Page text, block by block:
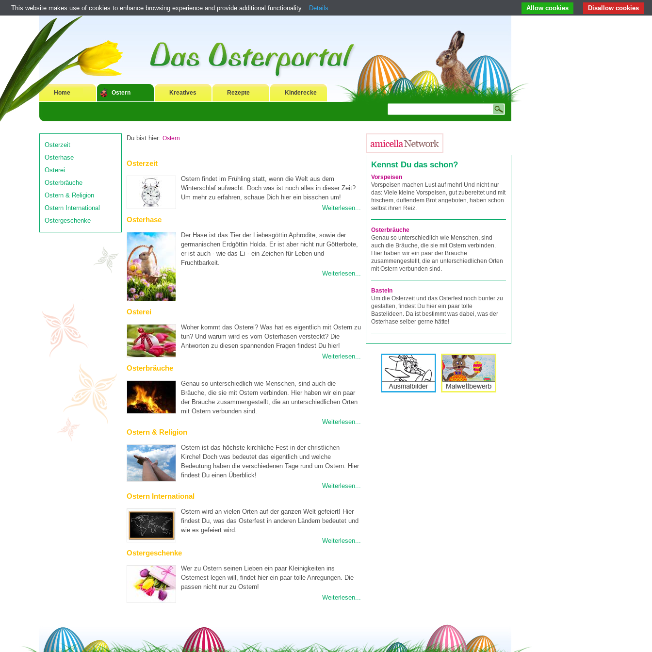
Home Ostern Kreatives Rezepte Kinderecke
Osterzeit
Osterhase
Osterei
Osterbräuche
Ostern & Religion
Ostern International
Ostergeschenke
Du bist hier: Ostern
Osterzeit
Ostern findet im Frühling statt, wenn die Welt aus dem
Winterschlaf aufwacht. Doch was ist noch alles in dieser Zeit?
Um mehr zu erfahren, schaue Dich hier ein bisschen um!
Weiterlesen...
Osterhase
Der Hase ist das Tier der Liebesgöttin Aphrodite, sowie der
germanischen Erdgöttin Holda. Er ist aber nicht nur Götterbote,
er ist auch - wie das Ei - ein Zeichen für Leben und
Fruchtbarkeit.
Weiterlesen...
Osterei
Woher kommt das Osterei? Was hat es eigentlich mit Ostern zu
tun? Und warum wird es vom Osterhasen versteckt? Die
Antworten zu diesen spannenden Fragen findest Du hier!
Weiterlesen...
Osterbräuche
Genau so unterschiedlich wie Menschen, sind auch die
Bräuche, die sie mit Ostern verbinden. Hier haben wir ein paar
der Bräuche zusammengestellt, die an unterschiedlichen Orten
mit Ostern verbunden sind.
Weiterlesen...
Ostern & Religion
Ostern ist das höchste kirchliche Fest in der christlichen
Kirche! Doch was bedeutet das eigentlich und welche
Bedeutung haben die verschiedenen Tage rund um Ostern. Hier
findest Du einen Überblick!
Weiterlesen...
Ostern International
Ostern wird an vielen Orten auf der ganzen Welt gefeiert! Hier
findest Du, was das Osterfest in anderen Ländern bedeutet und
wie es gefeiert wird.
Weiterlesen...
Ostergeschenke
Wer zu Ostern seinen Lieben ein paar Kleinigkeiten ins
Osternest legen will, findet hier ein paar tolle Anregungen. Die
passen nicht nur zu Ostern!
Weiterlesen...
Kennst Du das schon?
Vorspeisen
Vorspeisen machen Lust auf mehr! Und nicht nur
das: Viele kleine Vorspeisen, gut zubereitet und mit
frischem, duftendem Brot angeboten, haben schon
selbst ihren Reiz.
Osterbräuche
Genau so unterschiedlich wie Menschen, sind
auch die Bräuche, die sie mit Ostern verbinden.
Hier haben wir ein paar der Bräuche
zusammengestellt, die an unterschiedlichen Orten
mit Ostern verbunden sind.
Basteln
Um die Osterzeit und das Osterfest noch bunter zu
gestalten, findest Du hier ein paar tolle
Bastelideen. Da ist bestimmt was dabei, was der
Osterhase selber gerne hätte!
This website makes use of cookies to enhance browsing experience and provide additional functionality. Details Disallow cookies
Allow cookies